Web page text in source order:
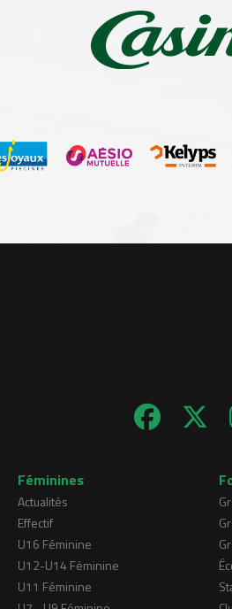
Féminines
Actualités
Effectif
U16 Féminine
U12-U14 Féminine
U11 Féminine